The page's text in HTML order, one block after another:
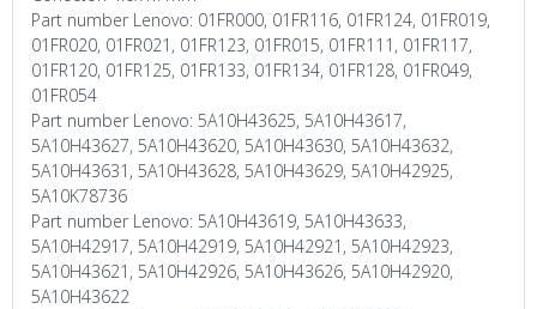
Part number Lenovo: 01FR000, 01FR116, 01FR124, 01FR019,
01FR020, 01FR021, 01FR123, 01FR015, 01FR111, 01FR117,
01FR120, 01FR125, 01FR133, 01FR134, 01FR128, 01FR049,
01FR054
Part number Lenovo: 5A10H43625, 5A10H43617,
5A10H43627, 5A10H43620, 5A10H43630, 5A10H43632,
5A10H43631, 5A10H43628, 5A10H43629, 5A10H42925,
5A10K78736
Part number Lenovo: 5A10H43619, 5A10H43633,
5A10H42917, 5A10H42919, 5A10H42921, 5A10H42923,
5A10H43621, 5A10H42926, 5A10H43626, 5A10H42920,
5A10H43622